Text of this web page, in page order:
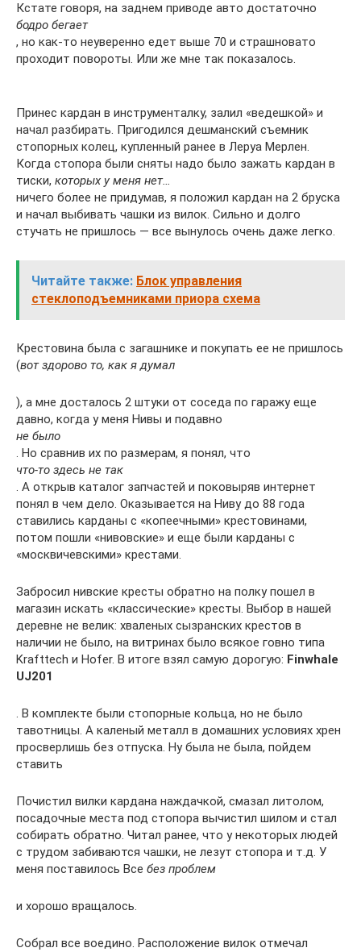
Кстате говоря, на заднем приводе авто достаточно
бодро бегает
, но как-то неуверенно едет выше 70 и страшновато
проходит повороты. Или же мне так показалось.
Принес кардан в инструменталку, залил «ведешкой» и
начал разбирать. Пригодился дешманский съемник
стопорных колец, купленный ранее в Леруа Мерлен.
Когда стопора были сняты надо было зажать кардан в
тиски, которых у меня нет…
ничего более не придумав, я положил кардан на 2 бруска
и начал выбивать чашки из вилок. Сильно и долго
стучать не пришлось — все вынулось очень даже легко.
Читайте также: Блок управления
стеклоподъемниками приора схема
Крестовина была с загашнике и покупать ее не пришлось
(вот здорово то, как я думал
), а мне досталось 2 штуки от соседа по гаражу еще
давно, когда у меня Нивы и подавно
не было
. Но сравнив их по размерам, я понял, что
что-то здесь не так
. А открыв каталог запчастей и поковыряв интернет
понял в чем дело. Оказывается на Ниву до 88 года
ставились карданы с «копеечными» крестовинами,
потом пошли «нивовские» и еще были карданы с
«москвичевскими» крестами.
Забросил нивские кресты обратно на полку пошел в
магазин искать «классические» кресты. Выбор в нашей
деревне не велик: хваленых сызранских крестов в
наличии не было, на витринах было всякое говно типа
Krafttech и Hofer. В итоге взял самую дорогую: Finwhale
UJ201
. В комплекте были стопорные кольца, но не было
тавотницы. А каленый металл в домашних условиях хрен
просверлишь без отпуска. Ну была не была, пойдем
ставить
Почистил вилки кардана наждачкой, смазал литолом,
посадочные места под стопора вычистил шилом и стал
собирать обратно. Читал ранее, что у некоторых людей
с трудом забиваются чашки, не лезут стопора и т.д. У
меня поставилось Все без проблем
и хорошо вращалось.
Собрал все воедино. Расположение вилок отмечал